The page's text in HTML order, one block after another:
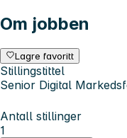
Om jobben
Lagre favoritt
Stillingstittel
Senior Digital
Antall stillinger
1